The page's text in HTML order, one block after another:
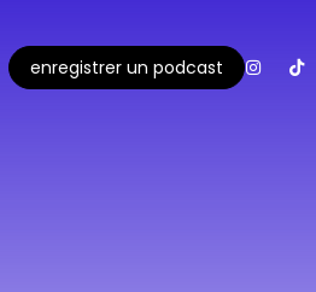
enregistrer un podcast